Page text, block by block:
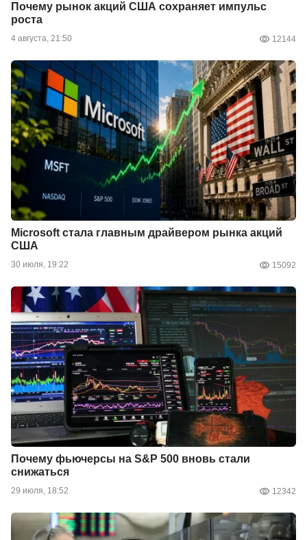
Почему рынок акций США сохраняет импульс
роста
4 августа, 21:50 12144
Microsoft стала главным драйвером рынка акций
США
30 июля, 19:22 15092
Почему фьючерсы на S&P 500 вновь стали
снижаться
29 июля, 18:52 12342